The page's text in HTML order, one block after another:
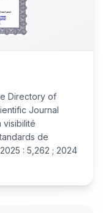
Directory of
Journal
visibilité
de
: 5,262 ; 2024